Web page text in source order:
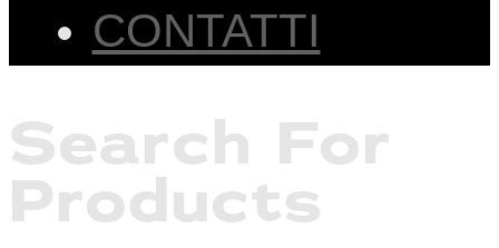
CONTATTI
Search For
Products